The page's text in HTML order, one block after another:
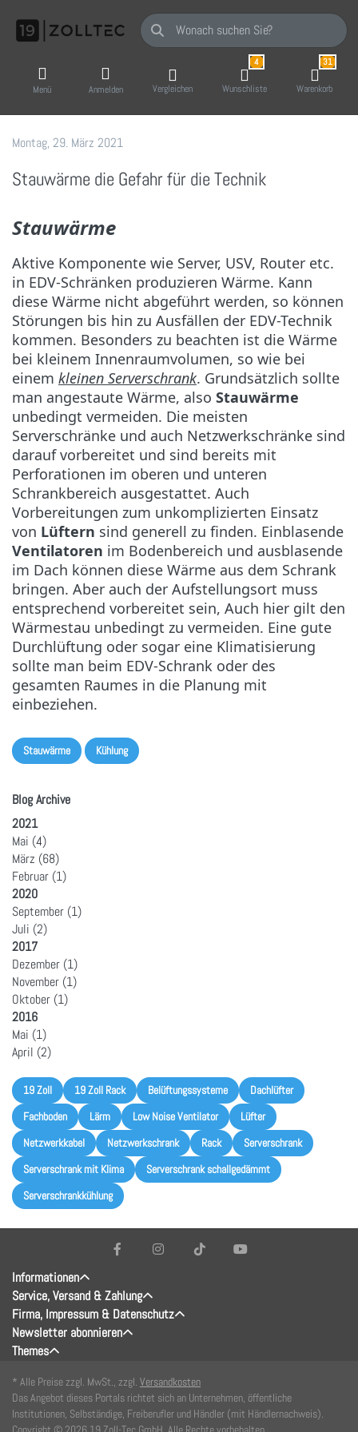
Geben Sie einen Suchbegriff ein. Während
Menü Anmelden Vergleichen
4
Wunschliste
31
Warenkorb
Montag, 29. März 2021
19 Zoll-Tec GmbH
Stauwärme die Gefahr für die Technik
Stauwärme
Aktive Komponente wie Server, USV, Router etc.
in EDV-Schränken produzieren Wärme. Kann
diese Wärme nicht abgeführt werden, so können
Störungen bis hin zu Ausfällen der EDV-Technik
kommen. Besonders zu beachten ist die Wärme
bei kleinem Innenraumvolumen, so wie bei
einem kleinen Serverschrank. Grundsätzlich sollte
man angestaute Wärme, also Stauwärme
unbedingt vermeiden. Die meisten
Serverschränke und auch Netzwerkschränke sind
darauf vorbereitet und sind bereits mit
Perforationen im oberen und unteren
Schrankbereich ausgestattet. Auch
Vorbereitungen zum unkomplizierten Einsatz
von Lüftern sind generell zu finden. Einblasende
Ventilatoren im Bodenbereich und ausblasende
im Dach können diese Wärme aus dem Schrank
bringen. Aber auch der Aufstellungsort muss
entsprechend vorbereitet sein, Auch hier gilt den
Wärmestau unbedingt zu vermeiden. Eine gute
Durchlüftung oder sogar eine Klimatisierung
sollte man beim EDV-Schrank oder des
gesamten Raumes in die Planung mit
einbeziehen.
Stauwärme Kühlung
Blog Archive
2021
Mai (4)
März (68)
Februar (1)
2020
September (1)
Juli (2)
2017
Dezember (1)
November (1)
Oktober (1)
2016
Mai (1)
April (2)
19 Zoll 19 Zoll Rack Belüftungssysteme
Dachlüfter
Fachboden
Lärm Low Noise Ventilator
Lüfter
Netzwerkkabel
Netzwerkschrank Rack
Serverschrank
Serverschrank mit Klima
Serverschrank schallgedämmt
Serverschrankkühlung
Informationen
Service, Versand & Zahlung
Firma, Impressum & Datenschutz
Newsletter abonnieren
Themes
* Alle Preise zzgl. MwSt., zzgl. Versandkosten
Das Angebot dieses Portals richtet sich an Unternehmen, öffentliche
Institutionen, Selbständige, Freiberufler und Händler (mit Händlernachweis).